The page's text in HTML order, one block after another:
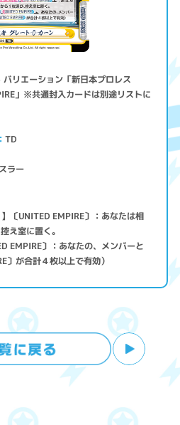
バリエーション「新日本プロレス
」※共通封入カードは別途リストに
TD
ラー
〔UNITED EMPIRE〕：あなたは相
え室に置く。
EMPIRE〕：あなたの、メンバーと
〕が合計４枚以上で有効）